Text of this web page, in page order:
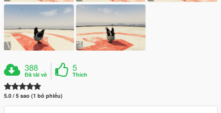
388
Đã tải về
5
Thích
5.0 / 5 sao (1 bỏ phiếu)